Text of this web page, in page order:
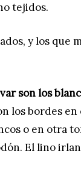
tejidos.
y los que
son los
los bordes en
o en otra
El lino